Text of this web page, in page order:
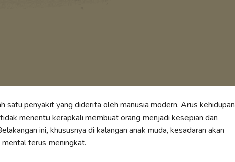
satu penyakit yang diderita oleh manusia modern. Arus kehidupan
menentu kerapkali membuat orang menjadi kesepian dan
ini, khususnya di kalangan anak muda, kesadaran akan
terus meningkat.